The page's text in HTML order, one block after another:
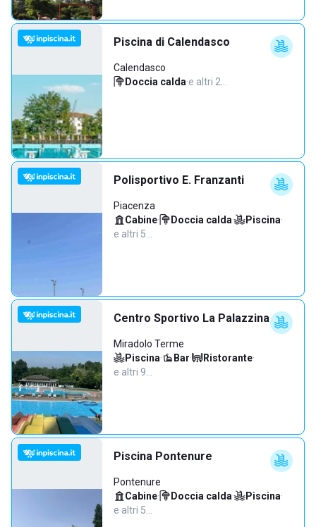
Piscina di Calendasco
Calendasco
Doccia calda·e altri 2…
Polisportivo E. Franzanti
Piacenza
Cabine· Doccia calda· Piscina·
e altri 5…
Centro Sportivo La Palazzina
Miradolo Terme
Piscina· Bar· Ristorante·
e altri 9…
Piscina Pontenure
Pontenure
Cabine· Doccia calda· Piscina·
e altri 5…